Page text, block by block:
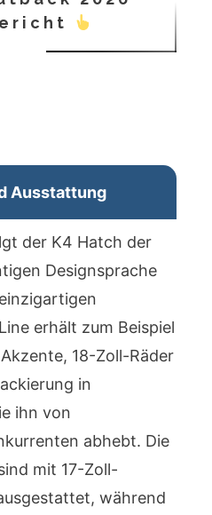
Ausstattung
der K4 Hatch der
Designsprache
erhält zum Beispiel
18-Zoll-Räder
in
ihn von
abhebt. Die
mit 17-Zoll-
während